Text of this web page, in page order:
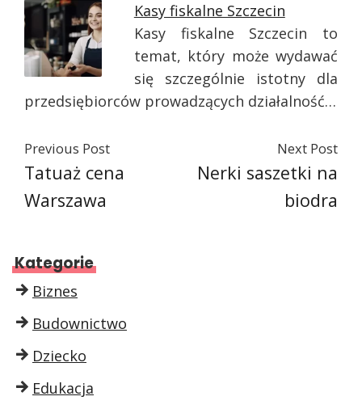
Kasy fiskalne Szczecin
Kasy fiskalne Szczecin to
temat, który może wydawać
się szczególnie istotny dla
przedsiębiorców prowadzących działalność…
Previous Post
Tatuaż cena
Warszawa
Next Post
Nerki saszetki na
biodra
Kategorie
Biznes
Budownictwo
Dziecko
Edukacja